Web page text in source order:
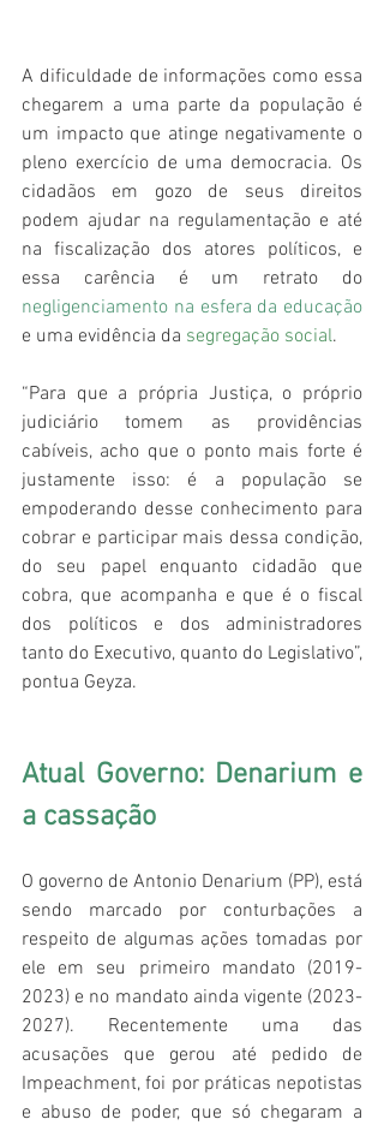
A dificuldade de informações como essa
chegarem a uma parte da população é
um impacto que atinge negativamente o
pleno exercício de uma democracia. Os
cidadãos em gozo de seus direitos
podem ajudar na regulamentação e até
na fiscalização dos atores políticos, e
negligenciamento na esfera da educação
e uma evidência da segregação social.
“Para que a própria Justiça, o próprio
judiciário tomem as providências
cabíveis, acho que o ponto mais forte é
justamente isso: é a população se
empoderando desse conhecimento para
cobrar e participar mais dessa condição,
do seu papel enquanto cidadão que
cobra, que acompanha e que é o fiscal
dos políticos e dos administradores
tanto do Executivo, quanto do Legislativo”,
pontua Geyza.
Atual Governo: Denarium e
a cassação
O governo de Antonio Denarium (PP), está
sendo marcado por conturbações a
respeito de algumas ações tomadas por
ele em seu primeiro mandato (2019-
2023) e no mandato ainda vigente (2023-
2027). Recentemente uma das
acusações que gerou até pedido de
Impeachment, foi por práticas nepotistas
e abuso de poder, que só chegaram a